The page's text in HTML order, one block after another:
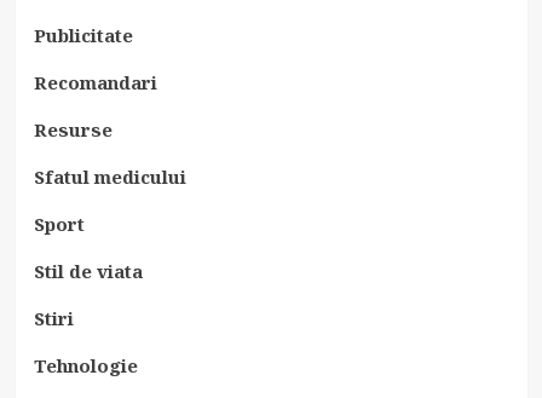
Publicitate
Recomandari
Resurse
Sfatul medicului
Sport
Stil de viata
Stiri
Tehnologie